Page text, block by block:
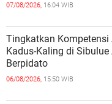
07/08/2026, 16:04 WIB
Tingkatkan Kompetensi
Kadus-Kaling di
Berpidato
06/08/2026, 15:50 WIB